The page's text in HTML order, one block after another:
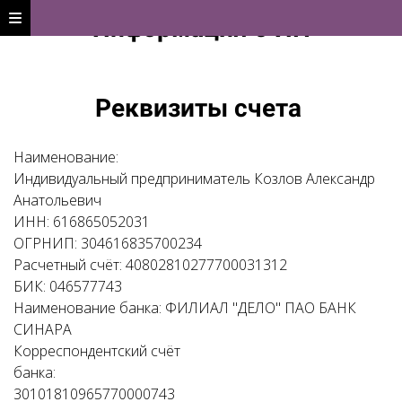
Информация о ИП
Реквизиты счета
Наименование:
Индивидуальный предприниматель Козлов Александр
Анатольевич
ИНН: 616865052031
ОГРНИП: 304616835700234
Расчетный счёт: 40802810277700031312
БИК: 046577743
Наименование банка: ФИЛИАЛ "ДЕЛО" ПАО БАНК
СИНАРА
Корреспондентский счёт
банка:
30101810965770000743